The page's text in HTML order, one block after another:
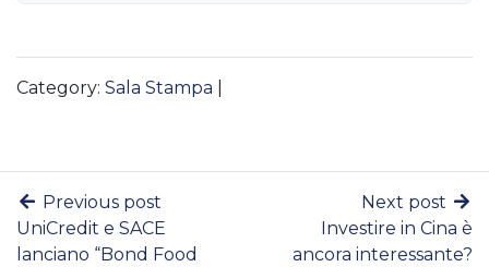
Category: Sala Stampa
Previous post
UniCredit e SACE
lanciano “Bond Food
Next post
Investire in Cina è
ancora interessante?